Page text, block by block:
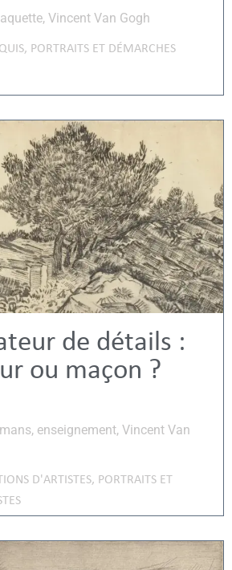
, Vincent Van Gogh
, PORTRAITS ET DÉMARCHES
de détails :
ou maçon ?
, enseignement, Vincent Van
D'ARTISTES, PORTRAITS ET